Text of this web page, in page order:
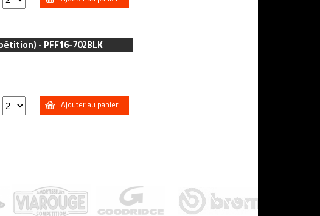
- PFF16-702BLK
Ajouter au panier